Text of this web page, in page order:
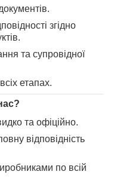
згідно
та супровідної
етапах.
та офіційно.
відповідність
по всій